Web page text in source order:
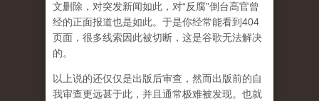
文删除，对突发新闻如此，对“反腐”倒台高官曾
经的正面报道也是如此。于是你经常能看到404
页面， 很多线索因此被切断，这是谷歌无法解决
的。
以上说的还仅仅是出版后审查，然而出版前的自
我审查更远甚于此，并且通常极难被发现。 也就